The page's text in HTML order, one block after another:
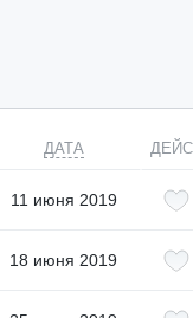
ДАТА
11 июня 2019
18 июня 2019